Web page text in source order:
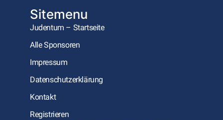
Sitemenu
Judentum – Startseite
Alle Sponsoren
Impressum
Datenschutzerklärung
Kontakt
Registrieren